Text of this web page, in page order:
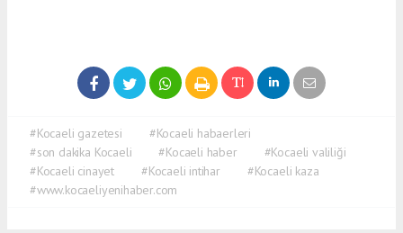
#Kocaeli gazetesi
#Kocaeli habaerleri
#son dakika Kocaeli
#Kocaeli haber
#Kocaeli valiliği
#Kocaeli cinayet
#Kocaeli intihar
#Kocaeli kaza
#www.kocaeliyenihaber.com